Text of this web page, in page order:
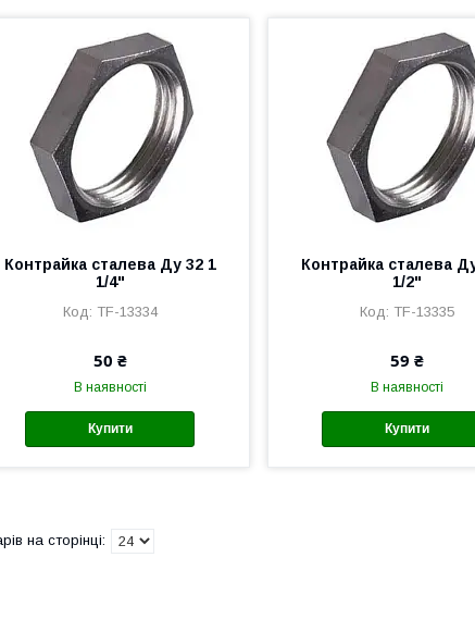
Контрайка сталева Ду 32 1
1/4"
TF-13334
50 ₴
В наявності
Купити
Контрайка сталева
1/2"
TF-13335
59 ₴
В наявності
Купити